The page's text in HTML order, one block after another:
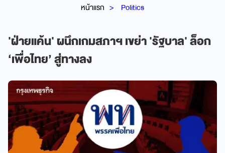
หน้าแรก Politics
'ฝ่ายแค้น' ผนึกเกมสภาฯ เขย่า 'รัฐบาล' ล็อก
‘เพื่อไทย’ สู่ทางลง